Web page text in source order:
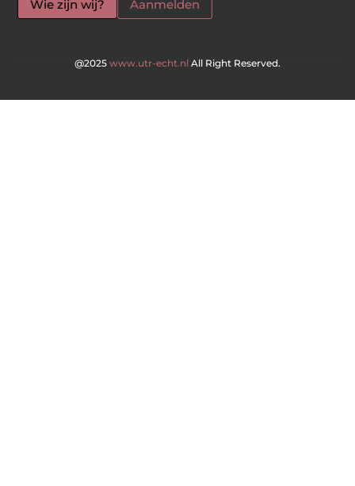
Wie zijn wij? Aanmelden
@2025 www.utr-echt.nl All Right Reserved.